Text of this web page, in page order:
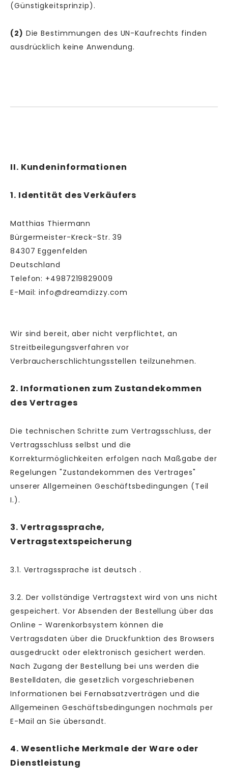
(Günstigkeitsprinzip).
(2) Die Bestimmungen des UN-Kaufrechts finden
ausdrücklich keine Anwendung.
II. Kundeninformationen
1. Identität des Verkäufers
Matthias Thiermann
Bürgermeister-Kreck-Str. 39
84307 Eggenfelden
Deutschland
Telefon: +4987219829009
E-Mail: info@dreamdizzy.com
Wir sind bereit, aber nicht verpflichtet, an
Streitbeilegungsverfahren vor
Verbraucherschlichtungsstellen teilzunehmen.
2. Informationen zum Zustandekommen
des Vertrages
Die technischen Schritte zum Vertragsschluss, der
Vertragsschluss selbst und die
Korrekturmöglichkeiten erfolgen nach Maßgabe der
Regelungen "Zustandekommen des Vertrages"
unserer Allgemeinen Geschäftsbedingungen (Teil
I.).
3. Vertragssprache,
Vertragstextspeicherung
3.1. Vertragssprache ist deutsch .
3.2. Der vollständige Vertragstext wird von uns nicht
gespeichert. Vor Absenden der Bestellung über das
Online - Warenkorbsystem können die
Vertragsdaten über die Druckfunktion des Browsers
ausgedruckt oder elektronisch gesichert werden.
Nach Zugang der Bestellung bei uns werden die
Bestelldaten, die gesetzlich vorgeschriebenen
Informationen bei Fernabsatzverträgen und die
Allgemeinen Geschäftsbedingungen nochmals per
E-Mail an Sie übersandt.
4. Wesentliche Merkmale der Ware oder
Dienstleistung